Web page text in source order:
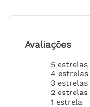
Avaliações
5 estrelas
4 estrelas
3 estrelas
2 estrelas
1 estrela